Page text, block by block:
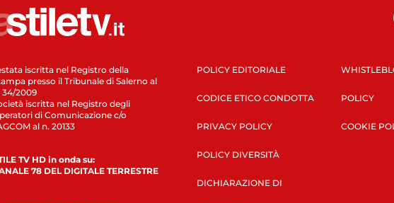
iscritta nel Registro della
presso il Tribunale di Salerno al
34/2009
iscritta nel Registro degli
di Comunicazione c/o
al n. 20133
TV HD in onda su:
78 DEL DIGITALE TERRESTRE
POLICY EDITORIALE
CODICE ETICO CONDOTTA
PRIVACY POLICY
POLICY DIVERSITÀ
DICHIARAZIONE DI
POLICY
COOKIE